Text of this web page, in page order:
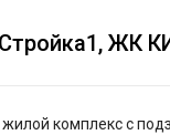
ЖК
комплекс с